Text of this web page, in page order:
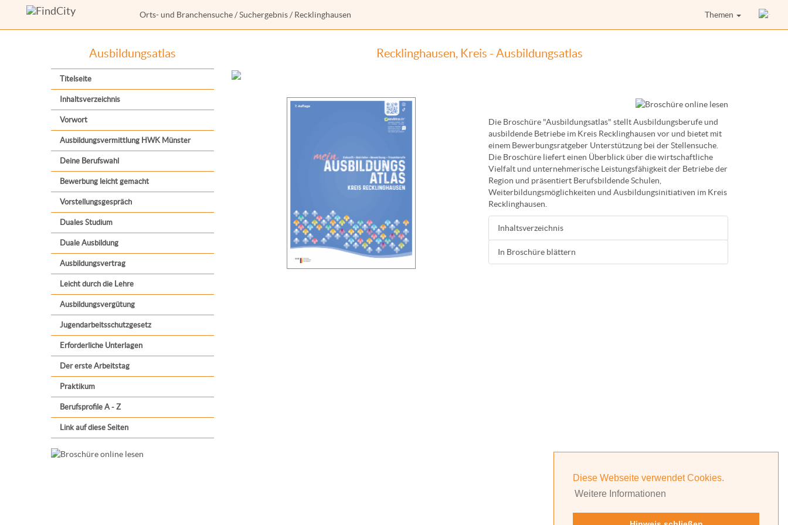
Diese Webseite verwendet Cookies.
Weitere Informationen
Orts- und Branchensuche /Suchergebnis / Recklinghausen Themen
Ausbildungsatlas
Titelseite
Inhaltsverzeichnis
Vorwort
Ausbildungsvermittlung HWK Münster
Deine Berufswahl
Bewerbung leicht gemacht
Vorstellungsgespräch
Duales Studium
Duale Ausbildung
Ausbildungsvertrag
Leicht durch die Lehre
Ausbildungsvergütung
Jugendarbeitsschutzgesetz
Erforderliche Unterlagen
Der erste Arbeitstag
Praktikum
Berufsprofile A - Z
Link auf diese Seiten
Recklinghausen, Kreis - Ausbildungsatlas
Die Broschüre "Ausbildungsatlas" stellt Ausbildungsberufe und
ausbildende Betriebe im Kreis Recklinghausen vor und bietet mit
einem Bewerbungsratgeber Unterstützung bei der Stellensuche.
Die Broschüre liefert einen Überblick über die wirtschaftliche
Vielfalt und unternehmerische Leistungsfähigkeit der Betriebe der
Region und präsentiert Berufsbildende Schulen,
Weiterbildungsmöglichkeiten und Ausbildungsinitiativen im Kreis
Recklinghausen.
Inhaltsverzeichnis
In Broschüre blättern